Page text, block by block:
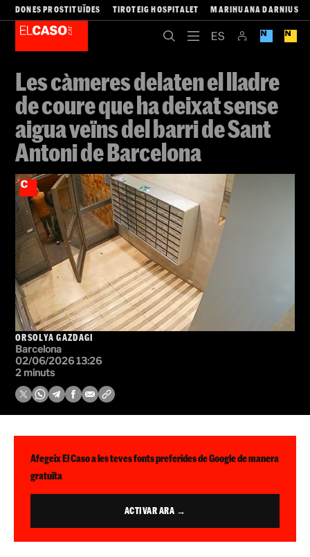
DONES PROSTITUÏDES TIROTEIG HOSPITALET MARIHUANA DARNIUS
Les càmeres delaten el lladre
de coure que ha deixat sense
aigua veïns del barri de Sant
Antoni de Barcelona
ORSOLYA GAZDAGI
Barcelona
02/06/2026 13:26
2 minuts
Afegeix El Caso a les teves fonts preferides de Google de manera
gratuïta
ACTIVAR ARA →